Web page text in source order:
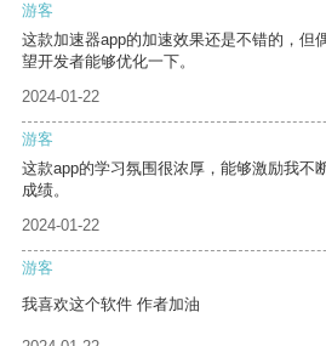
游客
这款加速器app的加速效果还是不错的，但
望开发者能够优化一下。
2024-01-22
游客
这款app的学习氛围很浓厚，能够激励我不
成绩。
2024-01-22
游客
我喜欢这个软件 作者加油